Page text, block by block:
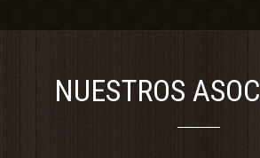
NUESTROS